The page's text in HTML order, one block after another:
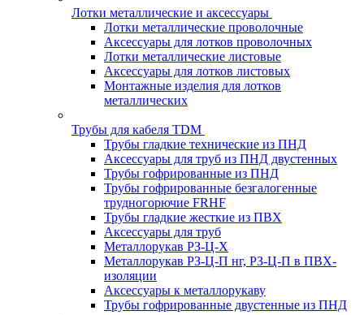
Лотки металлические и аксессуары
Лотки металлические проволочные
Аксессуары для лотков проволочных
Лотки металлические листовые
Аксессуары для лотков листовых
Монтажные изделия для лотков
металлических
Трубы для кабеля TDM
Трубы гладкие технические из ПНД
Аксессуары для труб из ПНД двустенных
Трубы гофрированные из ПНД
Трубы гофрированные безгалогенные
трудногорючие FRHF
Трубы гладкие жесткие из ПВХ
Аксессуары для труб
Металлорукав РЗ-Ц-Х
Металлорукав РЗ-Ц-П нг, РЗ-Ц-П в ПВХ-
изоляции
Аксессуары к металлорукаву
Трубы гофрированные двустенные из ПНД